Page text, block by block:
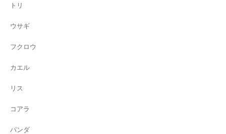
トリ
ウサギ
フクロウ
カエル
リス
コアラ
パンダ